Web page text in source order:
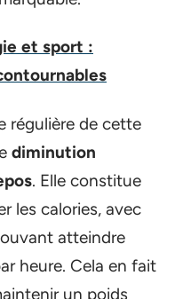
et sport :
régulière de cette
diminution
. Elle constitue
les calories, avec
atteindre
heure. Cela en fait
un poids